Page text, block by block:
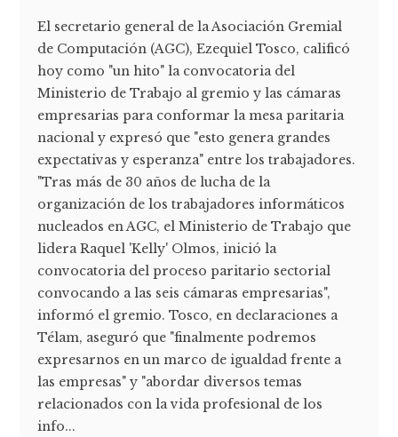
El secretario general de la Asociación Gremial
de Computación (AGC), Ezequiel Tosco, calificó
hoy como "un hito" la convocatoria del
Ministerio de Trabajo al gremio y las cámaras
empresarias para conformar la mesa paritaria
nacional y expresó que "esto genera grandes
expectativas y esperanza" entre los trabajadores.
"Tras más de 30 años de lucha de la
organización de los trabajadores informáticos
nucleados en AGC, el Ministerio de Trabajo que
lidera Raquel 'Kelly' Olmos, inició la
convocatoria del proceso paritario sectorial
convocando a las seis cámaras empresarias",
informó el gremio. Tosco, en declaraciones a
Télam, aseguró que "finalmente podremos
expresarnos en un marco de igualdad frente a
las empresas" y "abordar diversos temas
relacionados con la vida profesional de los
info...